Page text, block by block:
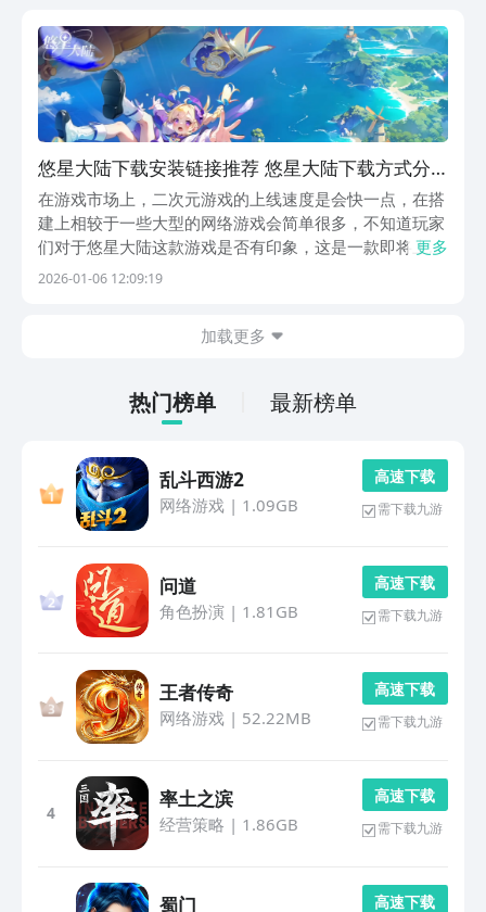
悠星大陆下载安装链接推荐 悠星大陆下载方式分
享
在游戏市场上，二次元游戏的上线速度是会快一点，在搭
建上相较于一些大型的网络游戏会简单很多，不知道玩家
们对于悠星大陆这款游戏是否有印象，这是一款即将上线
的二次元游戏，感兴趣的话，悠星大陆下载地址分享给这
更多
2026-01-06 12:09:19
加载更多
热门榜单 最新榜单
乱斗西游2
网络游戏| 1.09GB
高 速 下 载
需下载九游
问道
角色扮演 | 1.81GB
高 速 下 载
需下载九游
王者传奇
网络游戏| 52.22MB
高 速 下 载
需下载九游
4
率土之滨
经营策略 | 1.86GB
高 速 下 载
需下载九游
蜀门 高 速 下 载